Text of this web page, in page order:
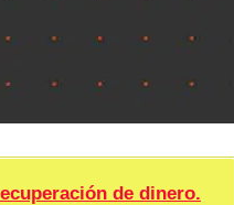
de dinero.